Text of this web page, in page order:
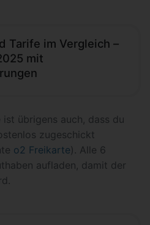
Tarife im Vergleich –
mit
übrigens auch, dass du
zugeschickt
o2 Freikarte). Alle 6
aufladen, damit der